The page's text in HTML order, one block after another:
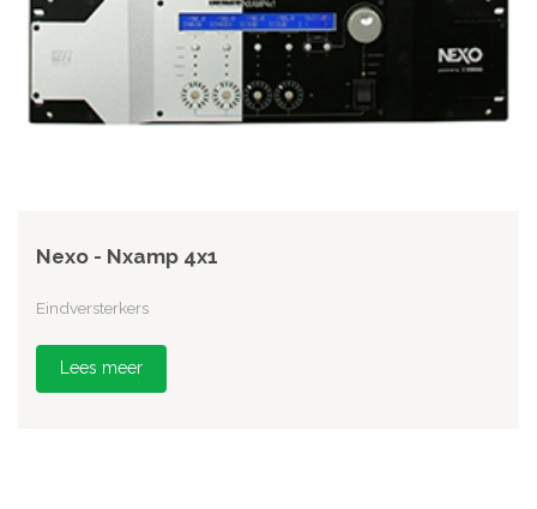
Nexo - Nxamp 4x1
Eindversterkers
Lees meer